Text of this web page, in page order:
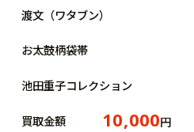
渡文（ワタブン）
お太鼓柄袋帯
池田重子コレクション
買取金額 10,000円